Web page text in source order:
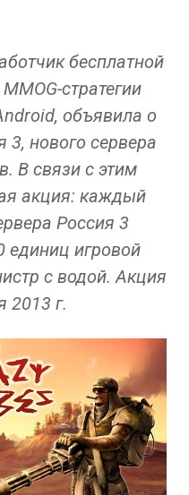
бесплатной
стратегии
объявила о
3, нового сервера
В связи с этим
акция: каждый
Россия 3
единиц игровой
с водой. Акция
2013 г.